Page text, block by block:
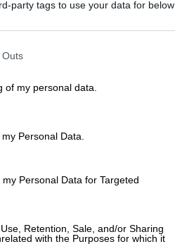
party tags to use your data for
Outs
of my personal data.
Personal Data.
Personal Data for Targeted
Retention, Sale, and/or Sharing
with the Purposes for which it
μετάλλαξη «Όρθρος», η
Εντατικής
εξήγησε ότι ο
δύναμη ή αυξημένη
και αυτό είχε φοβίσει
ΕΡΤ.
ανησυχεί προς το